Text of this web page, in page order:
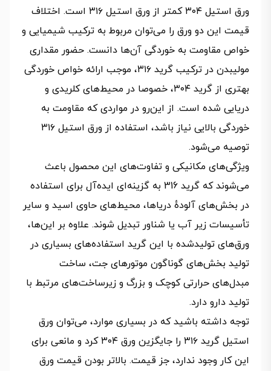
ورق استیل ۳۰۴ کمتر از ورق استیل ۳۱۶ است. اختلاف
قیمت این دو ورق را می‌توان مربوط به ترکیب شیمیایی و
خواص مقاومت به خوردگی آن‌ها دانست. حضور مقداری
مولیبدن در ترکیب گرید ۳۱۶، موجب ارائه خواص خوردگی
بهتری از گرید ۳۰۴، خصوصا در محیط‌های کلریدی و
دریایی شده است. از این‌رو در مواردی که مقاومت به
خوردگی بالایی نیاز باشد، استفاده از ورق استیل ۳۱۶
توصیه می‌شود.
ویژگی‌های مکانیکی و تفاوت‌های این محصول باعث
می‌شوند که گرید 316 به گزینه‌ای ایده‌آل برای استفاده
در بخش‌های آلودهٔ دریاها، محیط‌های حاوی اسید و سایر
تأسیسات زیر آب یا شناور تبدیل شوند. علاوه بر این‌ها،
ورق‌های تولیدشده با این گرید استفاده‌های بسیاری در
تولید بخش‌های گوناگون موتورهای جت، ساخت
مبدل‌های حرارتی کوچک و بزرگ و زیرساخت‌های مرتبط با
تولید دارو دارد.
توجه داشته باشید که در بسیاری موارد، می‌توان ورق
استیل گرید ۳۱۶ را جایگزین ورق ۳۰۴ کرد و مانعی برای
این کار وجود ندارد، جز قیمت. بالاتر بودن قیمت ورق